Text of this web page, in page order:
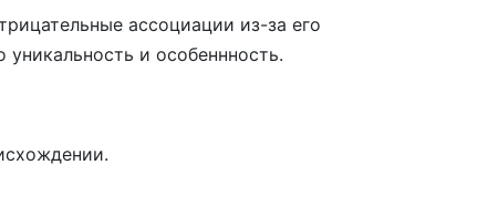
ассоциации из-за его
и особеннность.